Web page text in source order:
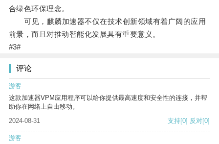
合绿色环保理念。
可见，麒麟加速器不仅在技术创新领域有着广阔的应用
前景，而且对推动智能化发展具有重要意义。
#3#
评论
游客
这款加速器VPM应用程序可以给你提供最高速度和安全性的连接，并帮
助你在网络上自由移动。
2024-08-31
支持[0] 反对[0]
游客